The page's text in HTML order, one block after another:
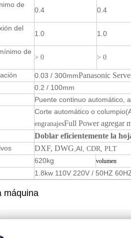
de
0.4 0.4
del
1.0 1.0
de
> 0 > 0
0.03 / 300mmPanasonic
0.2 / 100mm
Puente continuo automático,
Corte automático o columpio
engranajesFull Power agregar
Doblar eficientemente la
DXF, DWG ,AI, CDR, PLT
620kg volumen
1.8kw 110V 220V / 50HZ
máquina